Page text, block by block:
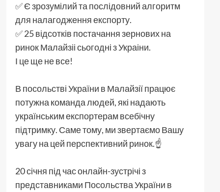
✅ Є зрозумілий та послідовний алгоритм
для налагодження експорту.
✅ 25 відсотків постачання зернових на
ринок Малайзіі сьогодні з Украіни.
І це ще не все!
В посольстві України в Малайзії працює
потужна команда людей, які надають
українським експортерам всебічну
підтримку. Саме тому, ми звертаємо Вашу
увагу на цей перспективний ринок.☝
20 січня під час онлайн-зустрічі з
представниками Посольства України в